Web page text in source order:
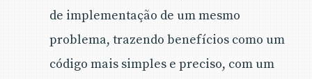
de implementação de um mesmo
problema, trazendo benefícios como um
código mais simples e preciso, com um